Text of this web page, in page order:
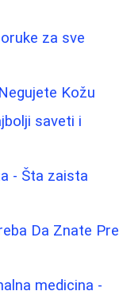
za sve
Kožu
saveti i
- Šta zaista
Da Znate Pre
medicina -